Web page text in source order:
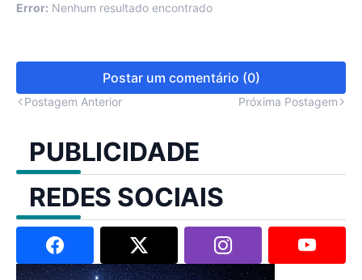
Error: Nenhum resultado encontrado
Postar um comentário (0)
Postagem Anterior Próxima Postagem
PUBLICIDADE
REDES SOCIAIS